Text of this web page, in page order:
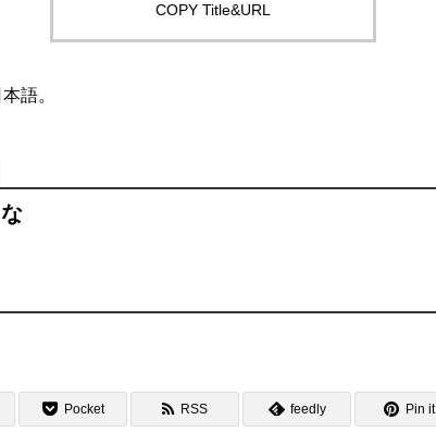
COPY Title&URL
本語。
Pocket RSS feedly Pin it